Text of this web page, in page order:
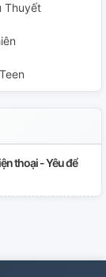
Thuyết
thoại - Yêu để